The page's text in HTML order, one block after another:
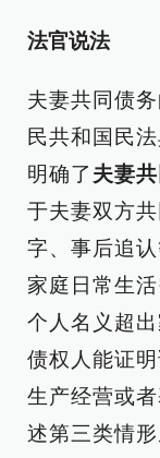
法官说法
夫妻共同债
民共和国民
明确了 夫妻
于夫妻双方
字、事后追
家庭日常生
个人名义超
债权人能证
生产经营或
述第三类情